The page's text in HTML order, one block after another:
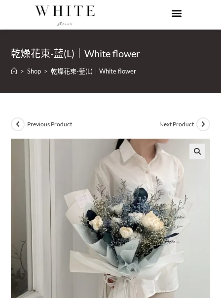
乾燥花束-藍(L)｜White flower
> Shop > 乾燥花束-藍(L)｜White flower
Previous Product Next Product